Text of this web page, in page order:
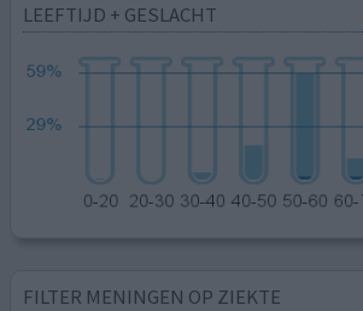
LEEFTIJD + GESLACHT
FILTER MENINGEN OP ZIEKTE